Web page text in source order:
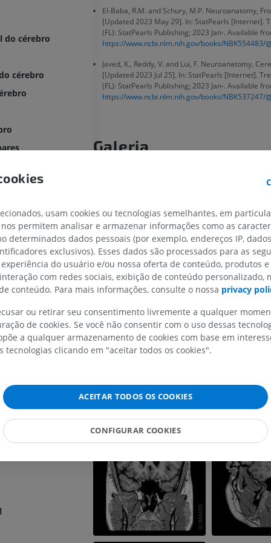
do cérebro
cérebro
inferior
médio
superior
superior
anterior
El-Baba, R.M. and Schury, M.P. Neuroanatomy,
[Updated 2023 May 29]. In: StatPearls [Internet].
(FL): StatPearls Publishing; 2023 Jan-. Available
https://www.ncbi.nlm.nih.gov/books/NBK554483/
Javed, K., Reddy, V. and Lui, F. Neuroanatomy,
[Updated 2023 Jul 25]. In: StatPearls [Internet].
(FL): StatPearls Publishing; 2023 Jan-. Available
https://www.ncbi.nlm.nih.gov/books/NBK537247/
Galeria
SUPERIOR
IRM do membro superior
IRM
IRM do ombro
IRM
IRM do carpo
IRM do cotovelo
MEMBRO INFERIOR
Membro
Ilustrações
Radiografias
inferior
IRM do
IRM
quadril
PREMIUM
IRM do joelho
IRM
usam cookies ou tecnologias semelhantes, em
permitem analisar e armazenar informações como as
determinados dados pessoais (por exemplo, endereços IP,
exclusivos). Esses dados são processados para as
do usuário e/ou nossa oferta de conteúdo, produtos e
com redes sociais, exibição de conteúdo personalizado,
conteúdo. Para mais informações, consulte o nossa privacy
ou retirar seu consentimento livremente a qualquer
de cookies. Se você não consentir com o uso dessas
a qualquer armazenamento de cookies com base em
tecnologias clicando em "aceitar todos os cookies".
ACEITAR TODOS OS COOKIES
CONFIGURAR COOKIES